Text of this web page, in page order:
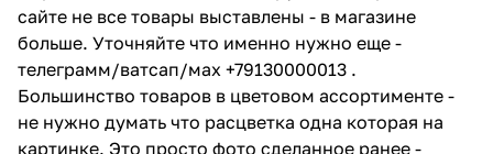
сайте не все товары выставлены - в магазине
больше. Уточняйте что именно нужно еще -
телеграмм/ватсап/мах +79130000013 .
Большинство товаров в цветовом ассортименте -
не нужно думать что расцветка одна которая на
картинке. Это просто фото сделанное ранее -